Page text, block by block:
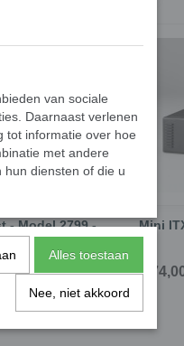
- Model 2799 -
Mini
€
van sociale
Daarnaast verlenen
tot informatie over hoe
met andere
diensten of die u
Alles toestaan
Nee, niet akkoord